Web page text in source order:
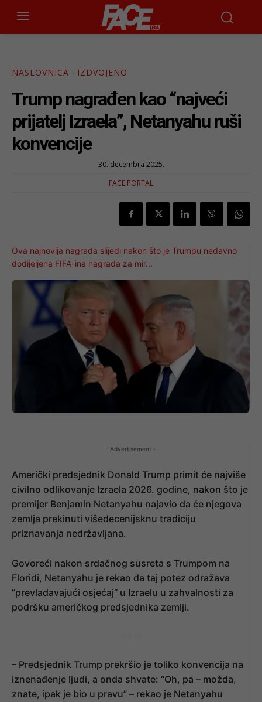
NASLOVNICA IZDVOJENO
Trump nagrađen kao “najveći
prijatelj Izraela”, Netanyahu ruši
konvencije
30. decembra 2025.
FACE PORTAL
Ova najnovija nagrada slijedi nakon što je Trumpu nedavno
dodijeljena FIFA-ina nagrada za mir...
- Advertisement -
Američki predsjednik Donald Trump primit će najviše
civilno odlikovanje Izraela 2026. godine, nakon što je
premijer Benjamin Netanyahu najavio da će njegova
zemlja prekinuti višedecenijsknu tradiciju
priznavanja nedržavljana.
Govoreći nakon srdačnog susreta s Trumpom na
Floridi, Netanyahu je rekao da taj potez odražava
“prevladavajući osjećaj“ u Izraelu u zahvalnosti za
podršku američkog predsjednika zemlji.
– Predsjednik Trump prekršio je toliko konvencija na
iznenađenje ljudi, a onda shvate: “Oh, pa – možda,
znate, ipak je bio u pravu” – rekao je Netanyahu